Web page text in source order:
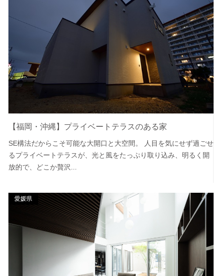
【福岡・沖縄】プライベートテラスのある家
SE構法だからこそ可能な大開口と大空間。 人目を気にせず過ごせ
るプライベートテラスが、光と風をたっぷり取り込み、明るく開
放的で、どこか贅沢...
愛媛県